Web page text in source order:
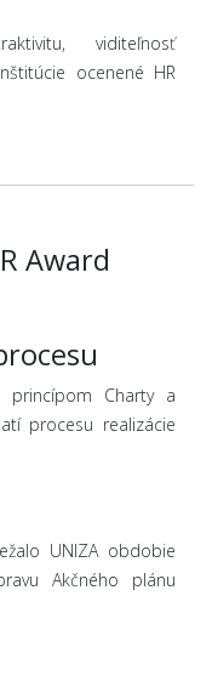
viditeľnosť
ocenené HR
Award
Charty a
procesu realizácie
UNIZA obdobie
Akčného plánu